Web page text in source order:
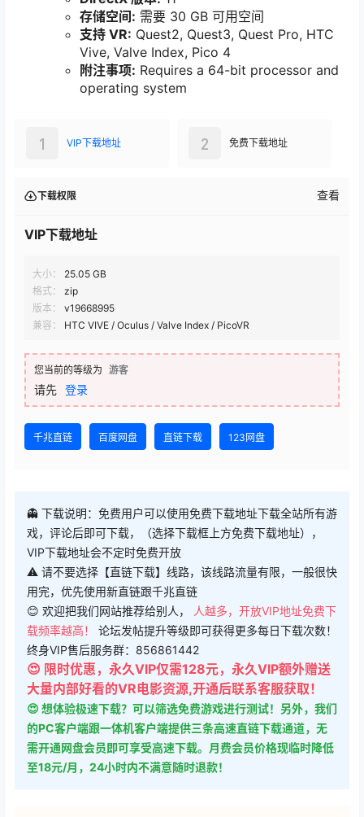
存储空间: 需要 30 GB 可用空间
支持 VR: Quest2, Quest3, Quest Pro, HTC
Vive, Valve Index, Pico 4
附注事项: Requires a 64-bit processor and
operating system
VIP下载地址
1 免费下载地址
2
下载权限 查看
VIP下载地址
大小：
25.05 GB
格式：
zip
版本：
v19668995
兼容：
HTC VIVE / Oculus / Valve Index / PicoVR
您当前的等级为 游客
请先 登录
千兆直链 百度网盘 直链下载 123网盘
👻 下载说明：免费用户可以使用免费下载地址下载全站所有游
戏，评论后即可下载，（选择下载框上方免费下载地址），
VIP下载地址会不定时免费开放
⚠ 请不要选择【直链下载】线路，该线路流量有限，一般很快
用完，优先使用新直链跟千兆直链
😊 欢迎把我们网站推荐给别人， 人越多，开放VIP地址免费下
载频率越高！ 论坛发帖提升等级即可获得更多每日下载次数！
终身VIP售后服务群：856861442
😍 限时优惠，永久VIP仅需128元，永久VIP额外赠送
大量内部好看的VR电影资源,开通后联系客服获取！
😍 想体验极速下载？可以筛选免费游戏进行测试！另外，我们
的PC客户端跟一体机客户端提供三条高速直链下载通道，无
需开通网盘会员即可享受高速下载。月费会员价格现临时降低
至18元/月，24小时内不满意随时退款！